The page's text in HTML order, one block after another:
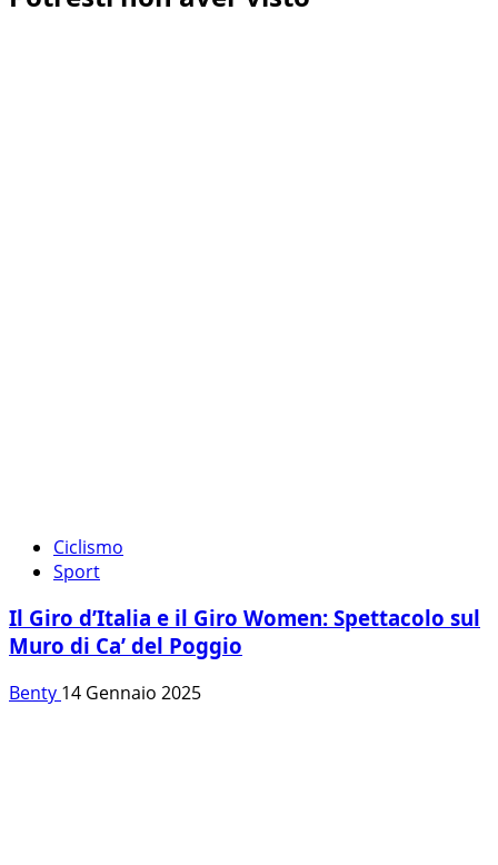
Ciclismo
Sport
Il Giro d’Italia e il Giro Women: Spettacolo sul
Muro di Ca’ del Poggio
Benty 14 Gennaio 2025